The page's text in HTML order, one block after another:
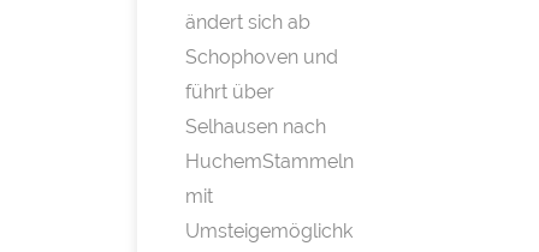
ändert sich ab
Schophoven und
führt über
Selhausen nach
HuchemStammeln
mit
Umsteigemöglichk